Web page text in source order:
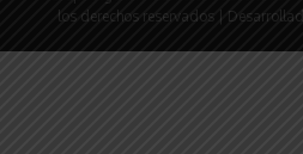
los derechos reservados |